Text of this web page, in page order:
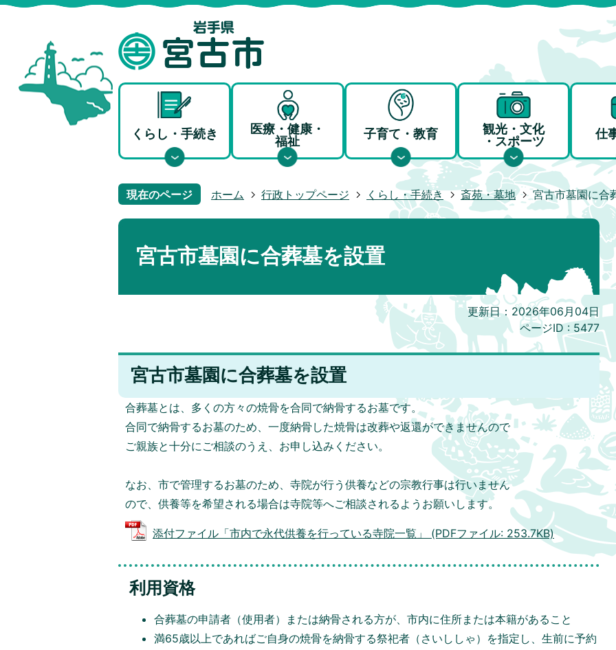
くらし・手続き
医療・健康・
福祉
子育て・教育
観光・文化
・スポーツ
仕
現在のページ ホーム 行政トップページ くらし・手続き 斎苑・墓地 宮古市墓園に合
宮古市墓園に合葬墓を設置
更新日：2026年06月04日
ページID : 5477
宮古市墓園に合葬墓を設置
合葬墓とは、多くの方々の焼骨を合同で納骨するお墓です。
合同で納骨するお墓のため、一度納骨した焼骨は改葬や返還ができませんので
ご親族と十分にご相談のうえ、お申し込みください。
なお、市で管理するお墓のため、寺院が行う供養などの宗教行事は行いません
ので、供養等を希望される場合は寺院等へご相談されるようお願いします。
添付ファイル「市内で永代供養を行っている寺院一覧」 (PDFファイル: 253.7KB)
利用資格
合葬墓の申請者（使用者）または納骨される方が、市内に住所または本籍があること
満65歳以上であればご自身の焼骨を納骨する祭祀者（さいししゃ）を指定し、生前に予約